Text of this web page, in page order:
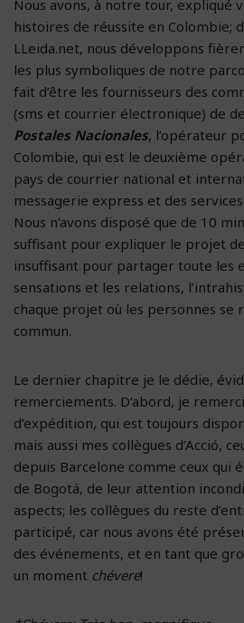
Nous avons, à notre tour, expliqué
histoires de réussite en Colombie;
LLeida.net, nous développons
les plus symboliques de notre
fait d’être les fournisseurs des
(sms et courrier électronique) de de
Postales Nacionales, l’opérateur
Colombie, qui est le deuxième
pays de courrier national et
messagerie express et des
Nous n’avons disposé que de 10
suffisant pour expliquer le projet
insuffisant pour partager toute les
sensations et les relations,
chaque projet où les personnes se
commun.
Le dernier chapitre je le dédie,
remerciements. D’abord, je
d’expédition, qui est toujours
mais aussi mes collègues d’Acció,
depuis Barcelone comme ceux qui
de Bogotá, de leur attention
aspects; les collègues du reste
participé, car nous avons été
des événements, et en tant que
un moment chévere!